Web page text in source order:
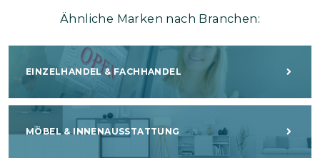
Ähnliche Marken nach Branchen:
EINZELHANDEL & FACHHANDEL
MÖBEL & INNENAUSSTATTUNG